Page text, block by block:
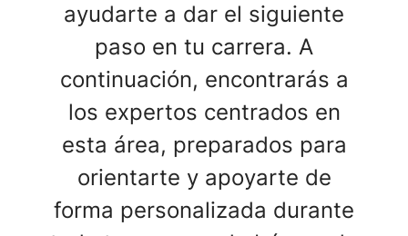
ayudarte a dar el siguiente
paso en tu carrera. A
continuación, encontrarás a
los expertos centrados en
esta área, preparados para
orientarte y apoyarte de
forma personalizada durante